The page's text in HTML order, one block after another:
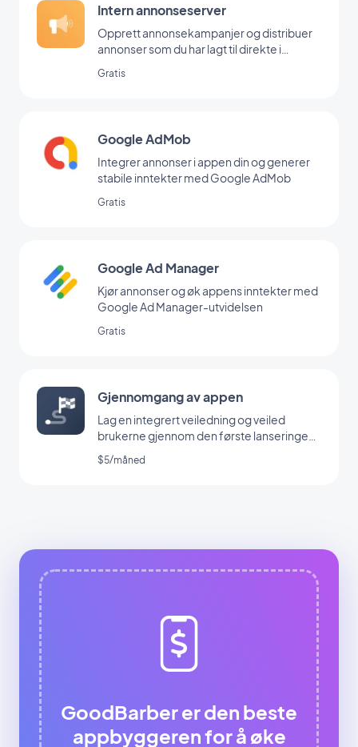
Intern annonseserver
Opprett annonsekampanjer og distribuer
annonser som du har lagt til direkte i
Gratis
Google AdMob
Integrer annonser i appen din og generer
stabile inntekter med Google AdMob
Gratis
Google Ad Manager
Kjør annonser og øk appens inntekter med
Google Ad Manager-utvidelsen
Gratis
Gjennomgang av appen
Lag en integrert veiledning og veiled
brukerne gjennom den første lanseringen
av appen din
$5/måned
GoodBarber er den beste
appbyggeren for å øke